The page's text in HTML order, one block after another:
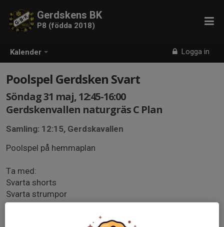
Kalender Logga in
Gerdskens BK
P8 (födda 2018)
Poolspel Gerdsken Svart
Söndag 31 maj, 12:45-16:00
Gerdskenvallen naturgräs C Plan
Samling: 12:15, Gerdskavallen
Poolspel på hemmaplan
Ta med:
Svarta shorts
Svarta strumpor
Benskydd